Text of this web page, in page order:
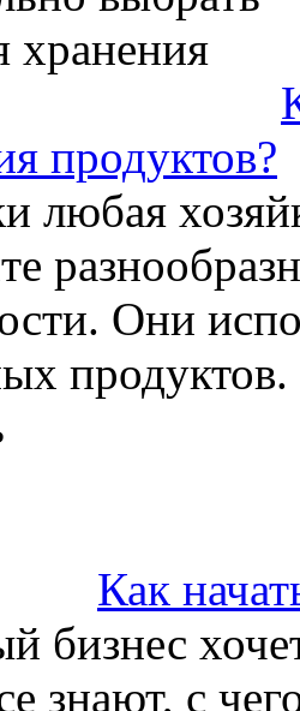
продуктов?
любая
Они
Как
бизнес
знают, с